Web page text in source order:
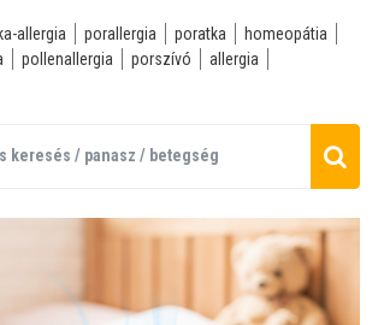
allergia porallergia poratka
homeopátia
pollenallergia porszívó
allergia